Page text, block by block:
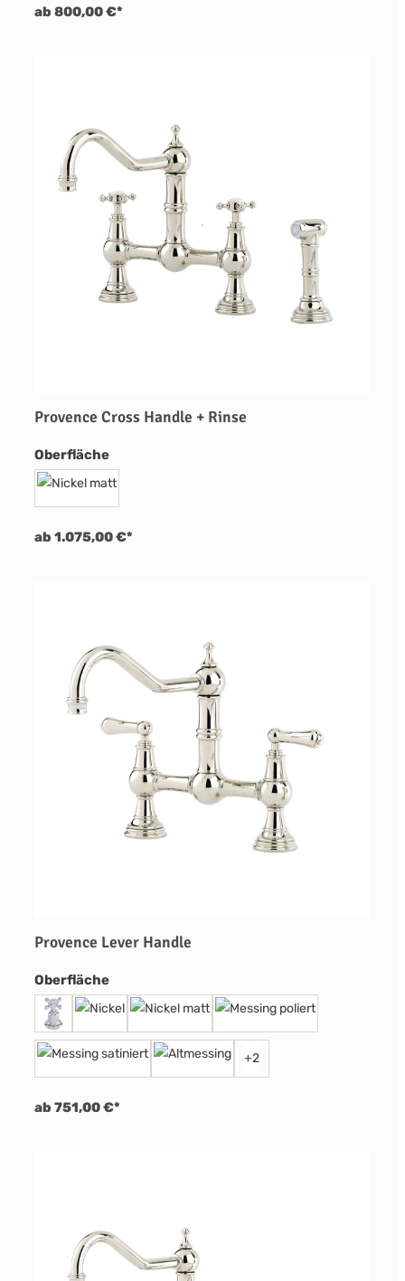
ab 800,00 €*
Provence Cross Handle + Rinse
Oberflächeauswählen
ab 1.075,00 €*
Provence Lever Handle
Oberflächeauswählen
+2
ab 751,00 €*